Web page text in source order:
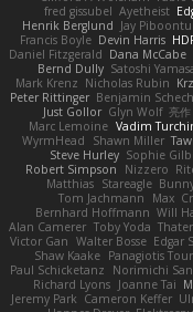
fred gissubel Ayetheist
Henrik Berglund Jay
Francis Boyle Devin Harris
Daniel Fitzgerald Dana McCabe
Bernd Dully Satoshi
Mark Krenz Nicholas Rubin
Peter Rittinger Benjamin
Just Gollor Glyn Wolf 亮作
Marc Lemoine Vadim
WyrmHead
Shawn Miller
Steve Hurley Sophie
Robert Simpson
Nizzero
Matthias Stareagle
Tom Jachmann
Max
Bernhard Hoffmann Will
Alan Camerer Toby Yoda Thater
Victor Gan Walter Bosse Edgar
Shaw Kaake Panagiotis
Paul Schicketanz
Norimichi
Richard Lyons Joanne Tai
Jeremy Park Cameron Keffer